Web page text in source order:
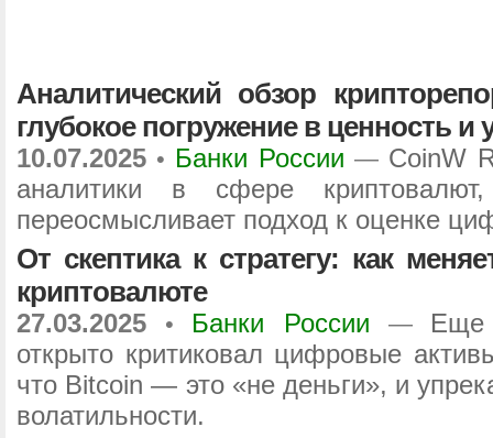
Аналитический обзор
глубокое погружение в ценность и
10.07.2025 • Банки России — CoinW
аналитики в сфере
переосмысливает подход к оценке
От скептика к стратегу: как
криптовалюте
27.03.2025 • Банки России — Еще
открыто критиковал цифровые
что Bitcoin — это «не деньги», и
волатильности.